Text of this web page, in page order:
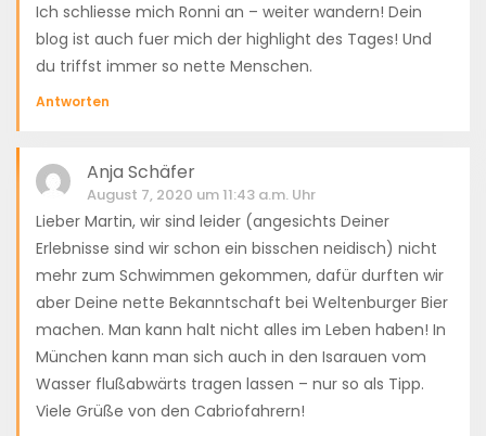
Ich schliesse mich Ronni an – weiter wandern! Dein
blog ist auch fuer mich der highlight des Tages! Und
du triffst immer so nette Menschen.
Antworten
Anja Schäfer
August 7, 2020 um 11:43 a.m. Uhr
Lieber Martin, wir sind leider (angesichts Deiner
Erlebnisse sind wir schon ein bisschen neidisch) nicht
mehr zum Schwimmen gekommen, dafür durften wir
aber Deine nette Bekanntschaft bei Weltenburger Bier
machen. Man kann halt nicht alles im Leben haben! In
München kann man sich auch in den Isarauen vom
Wasser flußabwärts tragen lassen – nur so als Tipp.
Viele Grüße von den Cabriofahrern!